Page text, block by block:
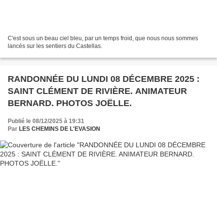
C'est sous un beau ciel bleu, par un temps froid, que nous nous sommes
lancés sur les sentiers du Castellas.
RANDONNÉE DU LUNDI 08 DÉCEMBRE 2025 :
SAINT CLÉMENT DE RIVIÈRE. ANIMATEUR
BERNARD. PHOTOS JOËLLE.
Publié le 08/12/2025 à 19:31
Par LES CHEMINS DE L'EVASION